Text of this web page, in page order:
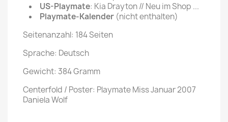
US-Playmate: Kia Drayton // Neu im Shop ...
Playmate-Kalender (nicht enthalten)
Seitenanzahl: 184 Seiten
Sprache: Deutsch
Gewicht: 384 Gramm
Centerfold / Poster: Playmate Miss Januar 2007
Daniela Wolf